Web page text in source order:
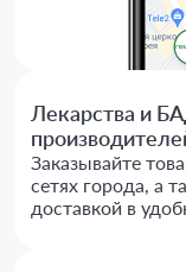
Лекарства и
Заказывайте
сетях города, а
доставкой в